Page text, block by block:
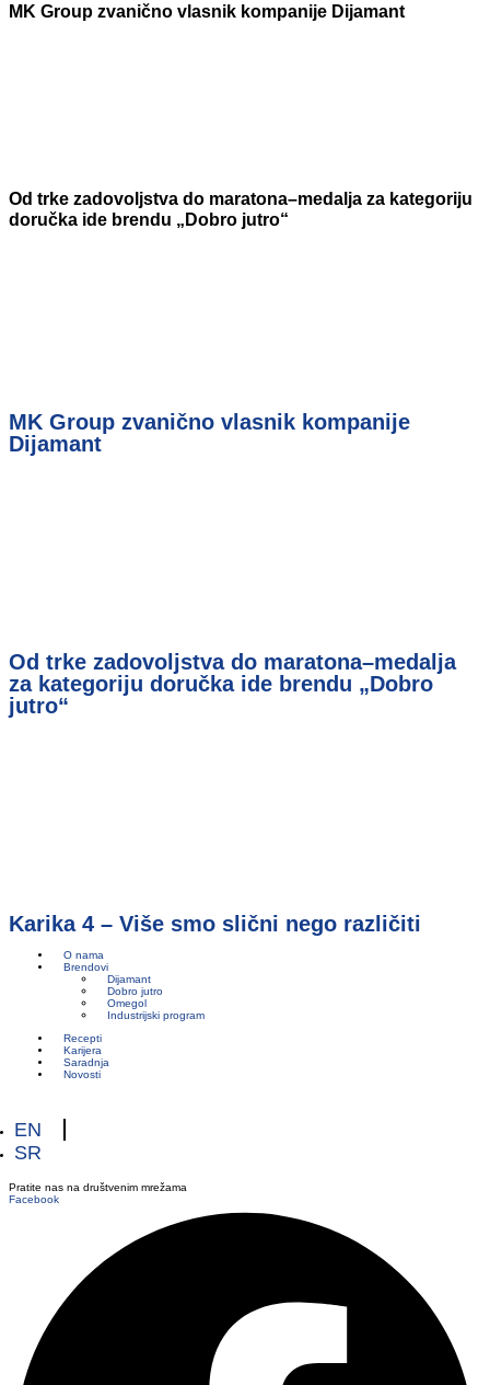
MK Group zvanično vlasnik kompanije Dijamant
Od trke zadovoljstva do maratona–medalja za kategoriju
doručka ide brendu „Dobro jutro“
MK Group zvanično vlasnik kompanije
Dijamant
Od trke zadovoljstva do maratona–medalja
za kategoriju doručka ide brendu „Dobro
jutro“
Karika 4 – Više smo slični nego različiti
O nama
Brendovi
Dijamant
Dobro jutro
Omegol
Industrijski program
Recepti
Karijera
Saradnja
Novosti
EN
SR
Pratite nas na društvenim mrežama
Facebook